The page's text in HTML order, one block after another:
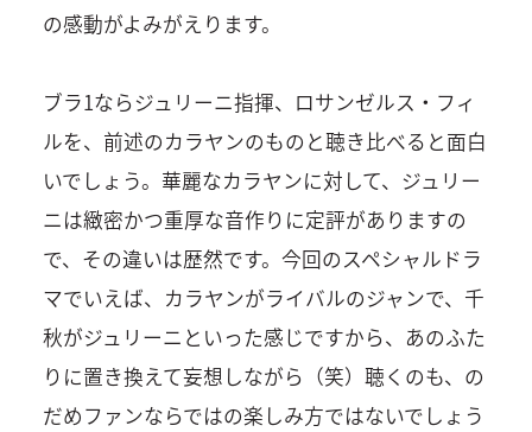
の感動がよみがえります。
ブラ1ならジュリーニ指揮、ロサンゼルス・フィ
ルを、前述のカラヤンのものと聴き比べると面白
いでしょう。華麗なカラヤンに対して、ジュリー
ニは緻密かつ重厚な音作りに定評がありますの
で、その違いは歴然です。今回のスペシャルドラ
マでいえば、カラヤンがライバルのジャンで、千
秋がジュリーニといった感じですから、あのふた
りに置き換えて妄想しながら（笑）聴くのも、の
だめファンならではの楽しみ方ではないでしょう